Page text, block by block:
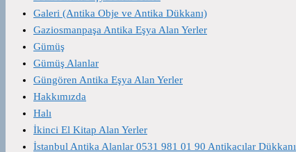
Galeri (Antika Obje ve Antika Dükkanı)
Gaziosmanpaşa Antika Eşya Alan Yerler
Gümüş
Gümüş Alanlar
Güngören Antika Eşya Alan Yerler
Hakkımızda
Halı
İkinci El Kitap Alan Yerler
İstanbul Antika Alanlar 0531 981 01 90 Antikacılar Dükkanı